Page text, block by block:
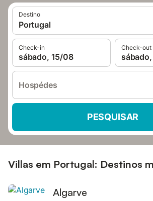
Destino
Portugal
Check-in
sábado, 15/08
Check-out
Hospédes
PESQUISAR
Villas em Portugal: Destinos
Algarve